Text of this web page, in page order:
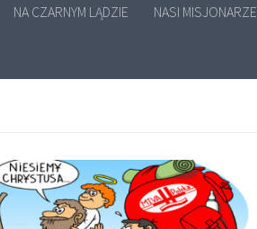
NA CZARNYM LĄDZIE NASI MISJONARZE